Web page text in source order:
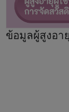
ข้อมูลผู้สูงอา